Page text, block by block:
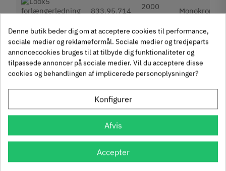
833.95.714
2000
mm
Monokrom
833.95.715
2000
mm
Multi-hvid
2000
833.95.712
mm
Monokrom
Denne butik beder dig om at acceptere cookies til performance,
sociale medier og reklameformål. Sociale medier og tredjeparts
annoncecookies bruges til at tilbyde dig funktionaliteter og
tilpassede annoncer på sociale medier. Vil du acceptere disse
cookies og behandlingen af implicerede personoplysninger?
Konfigurer
Afvis
Accepter